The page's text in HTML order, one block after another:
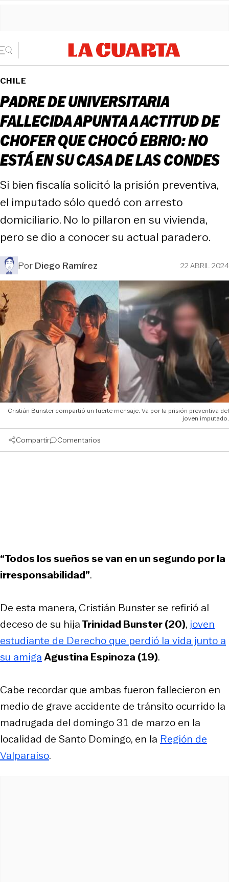
CHILE
PADRE DE UNIVERSITARIA
FALLECIDA APUNTA A ACTITUD DE
CHOFER QUE CHOCÓ EBRIO: NO
ESTÁ EN SU CASA DE LAS CONDES
Si bien fiscalía solicitó la prisión preventiva,
el imputado sólo quedó con arresto
domiciliario. No lo pillaron en su vivienda,
pero se dio a conocer su actual paradero.
PorDiego Ramírez 22 ABRIL 2024
Cristián Bunster compartió un fuerte mensaje. Va por la prisión preventiva del
joven imputado.
Compartir Comentarios
“Todos los sueños se van en un segundo por la
irresponsabilidad”.
De esta manera, Cristián Bunster se refirió al
deceso de su hijaTrinidad Bunster (20), joven
estudiante de Derecho que perdió la vida junto a
su amiga Agustina Espinoza (19).
Cabe recordar que ambas fueron fallecieron en
medio de grave accidente de tránsito ocurrido la
madrugada del domingo 31 de marzo en la
localidad de Santo Domingo, en la Región de
Valparaíso.